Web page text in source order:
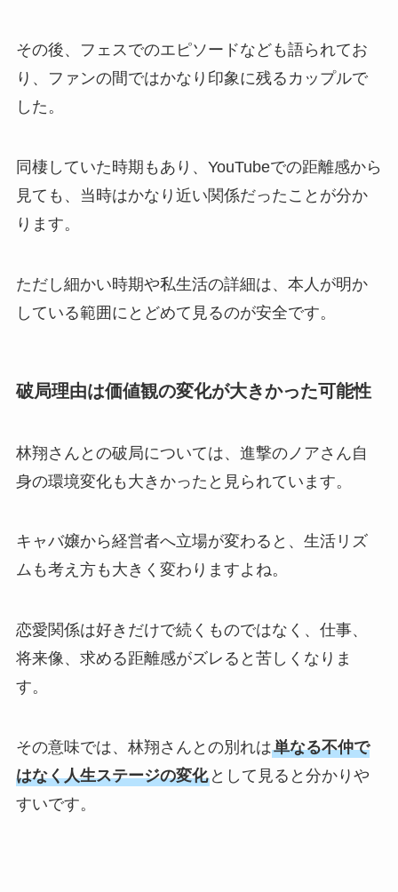
その後、フェスでのエピソードなども語られてお
り、ファンの間ではかなり印象に残るカップルで
した。
同棲していた時期もあり、YouTubeでの距離感から
見ても、当時はかなり近い関係だったことが分か
ります。
ただし細かい時期や私生活の詳細は、本人が明か
している範囲にとどめて見るのが安全です。
破局理由は価値観の変化が大きかった可能性
林翔さんとの破局については、進撃のノアさん自
身の環境変化も大きかったと見られています。
キャバ嬢から経営者へ立場が変わると、生活リズ
ムも考え方も大きく変わりますよね。
恋愛関係は好きだけで続くものではなく、仕事、
将来像、求める距離感がズレると苦しくなりま
す。
その意味では、林翔さんとの別れは単なる不仲で
はなく人生ステージの変化として見ると分かりや
すいです。